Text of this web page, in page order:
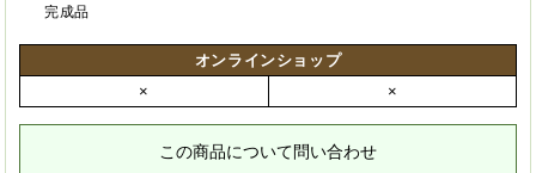
完成品
オンラインショップ
×
×
この商品について問い合わせ